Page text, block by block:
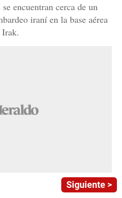
encuentran cerca de un
iraní en la base aérea
Siguiente >